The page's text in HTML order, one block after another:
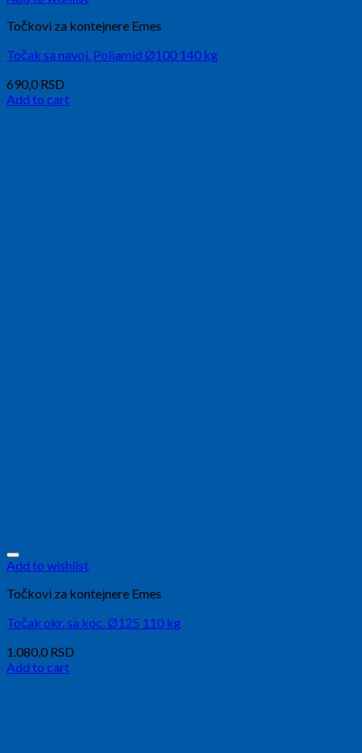
Točkovi za kontejnere Emes
Točak sa navoj. Poliamid Ø100 140 kg
690,0 RSD
Add to cart
Add to wishlist
Točkovi za kontejnere Emes
Točak okr. sa koc. Ø125 110 kg
1.080,0 RSD
Add to cart